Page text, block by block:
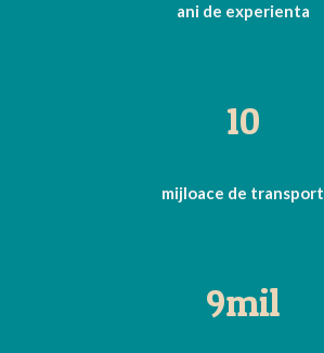
ani de experienta
10
mijloace de transport
9mil